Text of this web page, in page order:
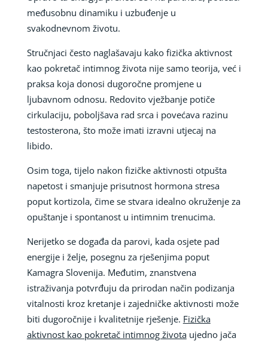
međusobnu dinamiku i uzbuđenje u
svakodnevnom životu.
Stručnjaci često naglašavaju kako fizička aktivnost
kao pokretač intimnog života nije samo teorija, već i
praksa koja donosi dugoročne promjene u
ljubavnom odnosu. Redovito vježbanje potiče
cirkulaciju, poboljšava rad srca i povećava razinu
testosterona, što može imati izravni utjecaj na
libido.
Osim toga, tijelo nakon fizičke aktivnosti otpušta
napetost i smanjuje prisutnost hormona stresa
poput kortizola, čime se stvara idealno okruženje za
opuštanje i spontanost u intimnim trenucima.
Nerijetko se događa da parovi, kada osjete pad
energije i želje, posegnu za rješenjima poput
Kamagra Slovenija. Međutim, znanstvena
istraživanja potvrđuju da prirodan način podizanja
vitalnosti kroz kretanje i zajedničke aktivnosti može
biti dugoročnije i kvalitetnije rješenje. Fizička
aktivnost kao pokretač intimnog životaujedno jača